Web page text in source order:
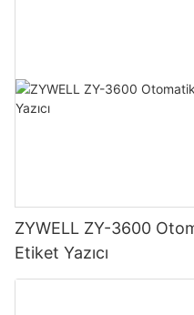
ZYWELL ZY-3600
Etiket Yazıcı